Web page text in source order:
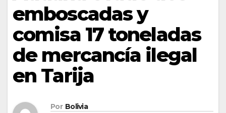
emboscadas y
comisa 17 toneladas
de mercancía ilegal
en Tarija
Por Bolivia